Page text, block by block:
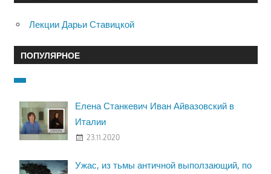
Лекции Дарьи Ставицкой
ПОПУЛЯРНОЕ
Елена Станкевич Иван Айвазовский в
Италии
23.11.2020
Ужас, из тьмы античной выползающий, по